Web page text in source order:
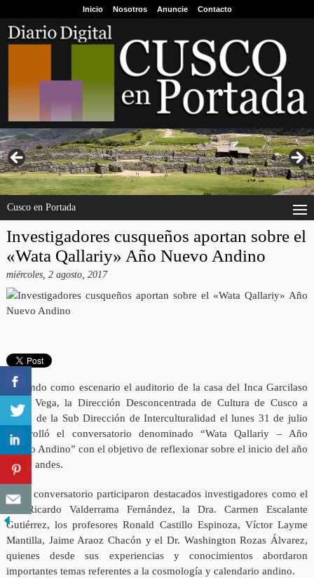
Inicio Nosotros Anuncie Contacto
Cusco en Portada
Investigadores cusqueños aportan sobre el
«Wata Qallariy» Año Nuevo Andino
miércoles, 2 agosto, 2017
Teniendo como escenario el auditorio de la casa del Inca Garcilaso
de la Vega, la Dirección Desconcentrada de Cultura de Cusco a
través de la Sub Dirección de Interculturalidad el lunes 31 de julio
desarrolló el conversatorio denominado “Wata Qallariy – Año
Nuevo Andino” con el objetivo de reflexionar sobre el inicio del año
en los andes.
En el conversatorio participaron destacados investigadores como el
Dr. Ricardo Valderrama Fernández, la Dra. Carmen Escalante
Gutiérrez, los profesores Ronald Castillo Espinoza, Víctor Layme
Mantilla, Jaime Araoz Chacón y el Dr. Washington Rozas Álvarez,
quienes desde sus experiencias y conocimientos abordaron
importantes temas referentes a la cosmología y calendario andino.